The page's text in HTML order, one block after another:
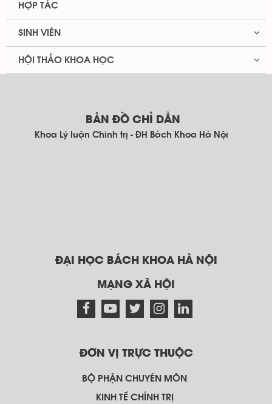
HỢP TÁC
SINH VIÊN
HỘI THẢO KHOA HỌC
BẢN ĐỒ CHỈ DẪN
Khoa Lý luận Chính trị - ĐH Bách Khoa Hà Nội
ĐẠI HỌC BÁCH KHOA HÀ NỘI
MẠNG XÃ HỘI
ĐƠN VỊ TRỰC THUỘC
BỘ PHẬN CHUYÊN MÔN
KINH TẾ CHÍNH TRỊ